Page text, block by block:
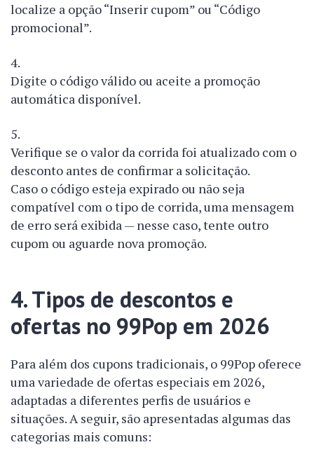
localize a opção “Inserir cupom” ou “Código
promocional”.
Digite o código válido ou aceite a promoção
automática disponível.
Verifique se o valor da corrida foi atualizado com o
desconto antes de confirmar a solicitação.
Caso o código esteja expirado ou não seja
compatível com o tipo de corrida, uma mensagem
de erro será exibida — nesse caso, tente outro
cupom ou aguarde nova promoção.
4. Tipos de descontos e
ofertas no 99Pop em 2026
Para além dos cupons tradicionais, o 99Pop oferece
uma variedade de ofertas especiais em 2026,
adaptadas a diferentes perfis de usuários e
situações. A seguir, são apresentadas algumas das
categorias mais comuns: